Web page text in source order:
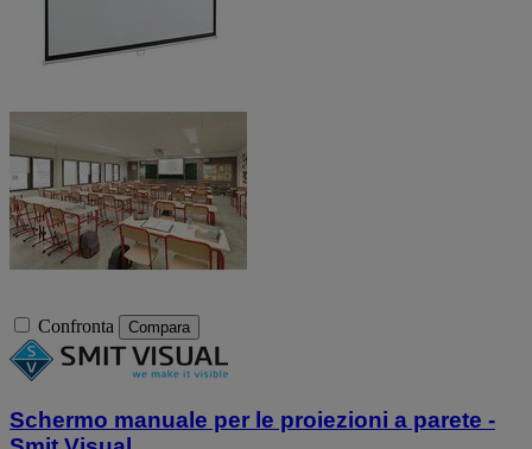
Confronta Compara
Schermo manuale per le proiezioni a parete -